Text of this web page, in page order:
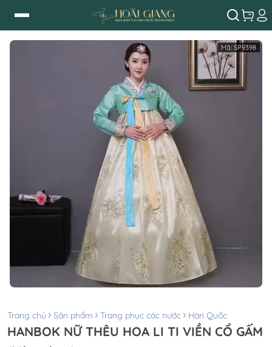
Mã: SP9398
Trang chủ Sản phẩm Trang phục các nước Hàn Quốc
HANBOK NỮ THÊU HOA LI TI VIỀN CỔ GẤM